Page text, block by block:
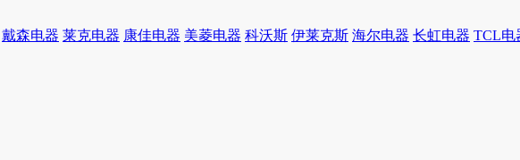
戴森电器 莱克电器 康佳电器 美菱电器 科沃斯 伊莱克斯 海尔电器 长虹电器 TCL电